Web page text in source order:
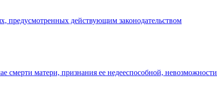
предусмотренных действующим законодательством
смерти матери, признания ее недееспособной,